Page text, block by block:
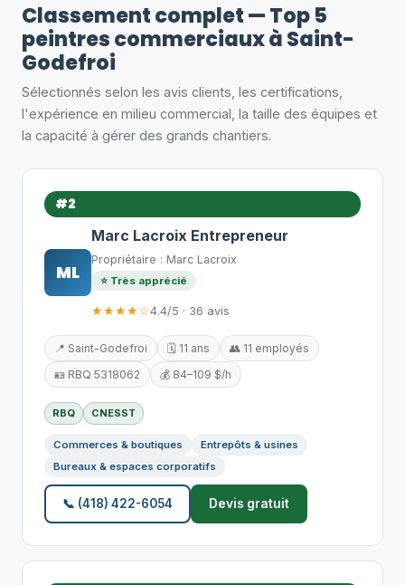
Classement complet — Top 5
peintres commerciaux à Saint-
Godefroi
Sélectionnés selon les avis clients, les certifications,
l'expérience en milieu commercial, la taille des équipes et
la capacité à gérer des grands chantiers.
#2
ML
Marc Lacroix Entrepreneur
Propriétaire : Marc Lacroix
⭐ Très apprécié
★★★★☆4.4/5 · 36 avis
📍 Saint-Godefroi 🗓️ 11 ans
👥 11 employés
🪪 RBQ 5318062
💰 84–109 $/h
RBQ CNESST
Commerces & boutiques
Entrepôts & usines
Bureaux & espaces corporatifs
📞 (418) 422-6054 Devis gratuit